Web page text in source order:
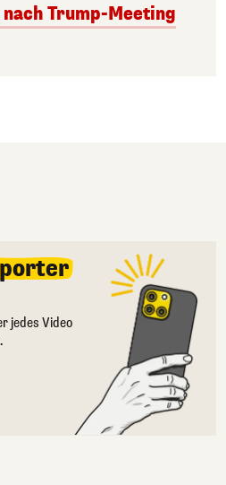
Trump-Meeting
jedes Video